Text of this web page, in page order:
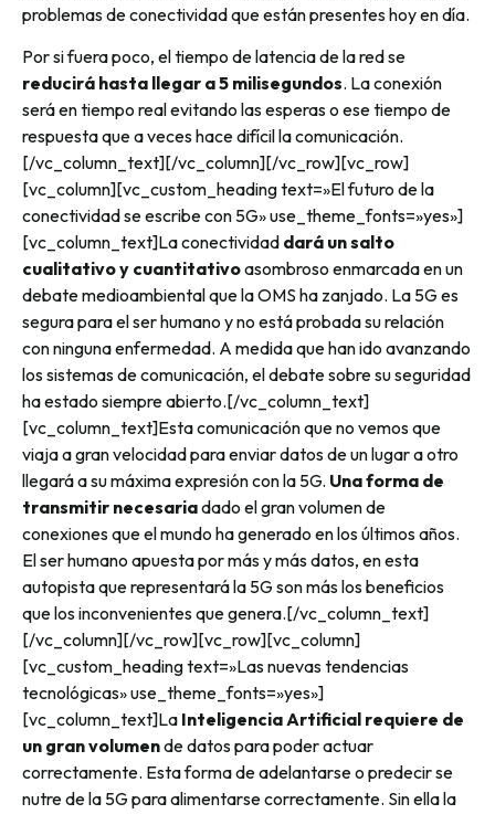
problemas de conectividad que están presentes hoy en día.
Por si fuera poco, el tiempo de latencia de la red se
reducirá hasta llegar a 5 milisegundos. La conexión
será en tiempo real evitando las esperas o ese tiempo de
respuesta que a veces hace difícil la comunicación.
[/vc_column_text][/vc_column][/vc_row][vc_row]
[vc_column][vc_custom_heading text=»El futuro de la
conectividad se escribe con 5G» use_theme_fonts=»yes»]
[vc_column_text]La conectividad dará un salto
cualitativo y cuantitativoasombroso enmarcada en un
debate medioambiental que la OMS ha zanjado. La 5G es
segura para el ser humano y no está probada su relación
con ninguna enfermedad. A medida que han ido avanzando
los sistemas de comunicación, el debate sobre su seguridad
ha estado siempre abierto.[/vc_column_text]
[vc_column_text]Esta comunicación que no vemos que
viaja a gran velocidad para enviar datos de un lugar a otro
llegará a su máxima expresión con la 5G. Una forma de
transmitir necesariadado el gran volumen de
conexiones que el mundo ha generado en los últimos años.
El ser humano apuesta por más y más datos, en esta
autopista que representará la 5G son más los beneficios
que los inconvenientes que genera.[/vc_column_text]
[/vc_column][/vc_row][vc_row][vc_column]
[vc_custom_heading text=»Las nuevas tendencias
tecnológicas» use_theme_fonts=»yes»]
[vc_column_text]La Inteligencia Artificial requiere de
un gran volumende datos para poder actuar
correctamente. Esta forma de adelantarse o predecir se
nutre de la 5G para alimentarse correctamente. Sin ella la